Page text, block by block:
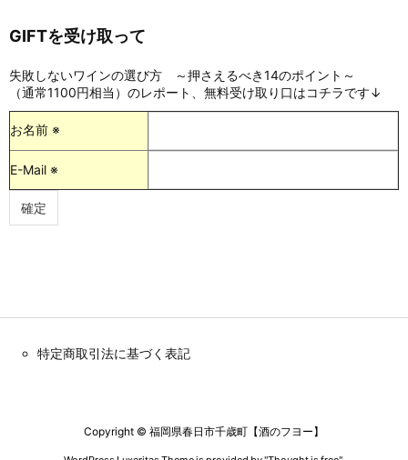
GIFTを受け取って
失敗しないワインの選び方 ～押さえるべき14のポイント～
（通常1100円相当）のレポート、無料受け取り口はコチラです↓
お名前 ※
E-Mail ※
特定商取引法に基づく表記
Copyright © 福岡県春日市千歳町【酒のフヨー】